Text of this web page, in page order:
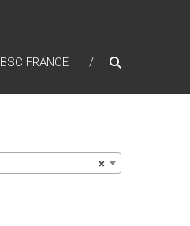
BSC FRANCE
×